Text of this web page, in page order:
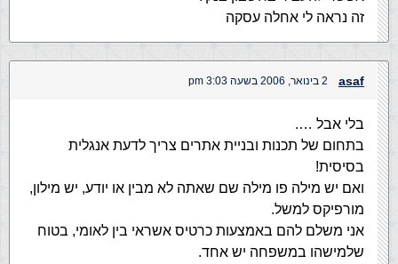
זה נראה לי אחלה עסקה
asaf 2 בינואר, 2006 בשעה 3:03 pm
בלי אבל ….
בתחום של תכנות ובניית אתרים צריך לדעת אנגלית
בסיסית!
ואם יש מילה פו מילה שם שאתה לא מבין או יודע, יש מילון,
מורפיקס למשל.
אני משלם להם באמצעות כרטיס אשראי בין לאומי, בטוח
שלמישהו במשפחה יש אחד.